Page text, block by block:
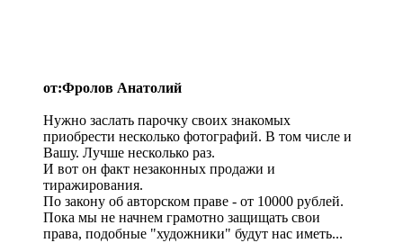
от:Фролов Анатолий
Нужно заслать парочку своих знакомых
приобрести несколько фотографий. В том числе и
Вашу. Лучше несколько раз.
И вот он факт незаконных продажи и
тиражирования.
По закону об авторском праве - от 10000 рублей.
Пока мы не начнем грамотно защищать свои
права, подобные "художники" будут нас иметь...